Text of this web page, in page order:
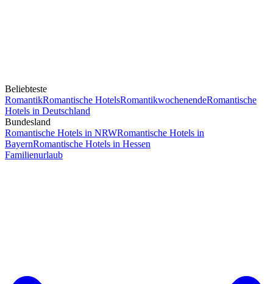
Beliebteste
RomantikRomantische HotelsRomantikwochenendeRomantische
Hotels in Deutschland
Bundesland
Romantische Hotels in NRWRomantische Hotels in
BayernRomantische Hotels in Hessen
Familienurlaub